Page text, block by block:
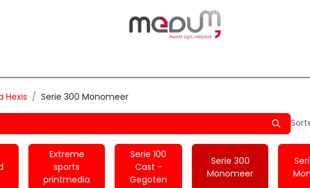
Hexis Serie 300 Monomeer
Extreme
sports
printmedia
Serie 100
Cast -
Gegoten
Serie 300
Monomeer